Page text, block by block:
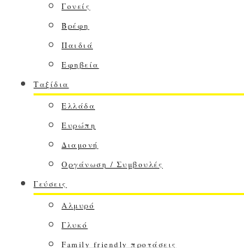
Γονείς
Βρέφη
Παιδιά
Εφηβεία
Ταξίδια
Ελλάδα
Ευρώπη
Διαμονή
Οργάνωση / Συμβουλές
Γεύσεις
Αλμυρό
Γλυκό
Family friendly προτάσεις